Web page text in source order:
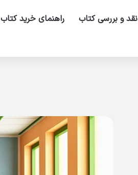
نقد و بررسی کتاب راهنمای خرید کتاب